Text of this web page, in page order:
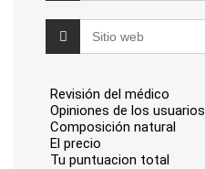
Revisión del médico
Opiniones de los usuarios
Composición natural
El precio
Tu puntuacion total